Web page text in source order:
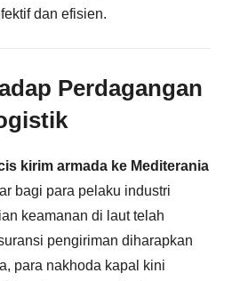
dan efisien.
Perdagangan
kirim armada ke Mediterania
bagi para pelaku industri
keamanan di laut telah
pengiriman diharapkan
para nakhoda kapal kini